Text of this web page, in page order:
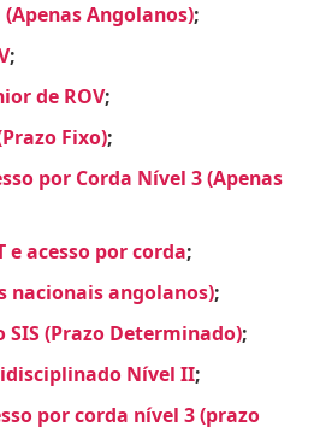
Angolanos);
;
de ROV;
Fixo);
por Corda Nível 3 (Apenas
e acesso por corda;
nacionais angolanos);
SIS (Prazo Determinado);
Nível II;
por corda nível 3 (prazo